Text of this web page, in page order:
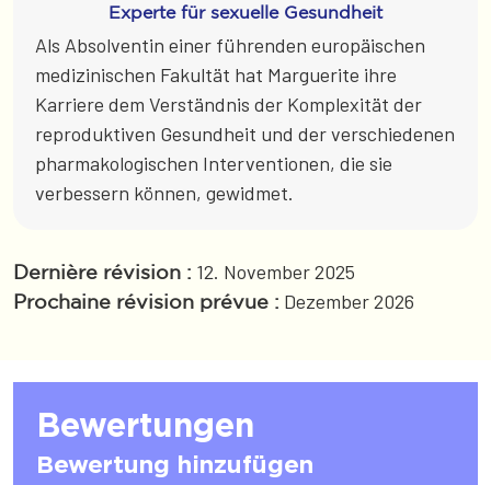
Experte für sexuelle Gesundheit
Als Absolventin einer führenden europäischen
medizinischen Fakultät hat Marguerite ihre
Karriere dem Verständnis der Komplexität der
reproduktiven Gesundheit und der verschiedenen
pharmakologischen Interventionen, die sie
verbessern können, gewidmet.
Dernière révision : 12. November 2025
Prochaine révision prévue : Dezember 2026
Bewertungen
Bewertung hinzufügen